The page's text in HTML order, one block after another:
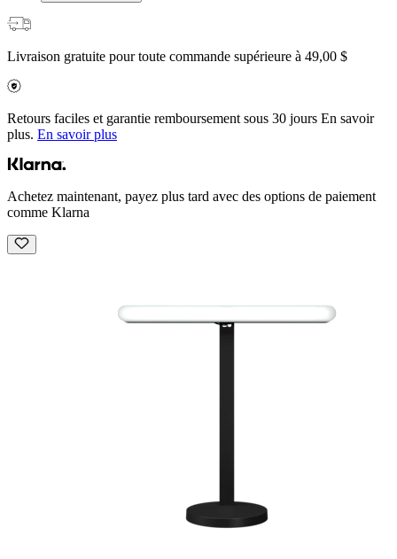
Livraison gratuite pour toute commande supérieure à 49,00 $
Retours faciles et garantie remboursement sous 30 jours En savoir
plus. En savoir plus
Achetez maintenant, payez plus tard avec des options de paiement
comme Klarna